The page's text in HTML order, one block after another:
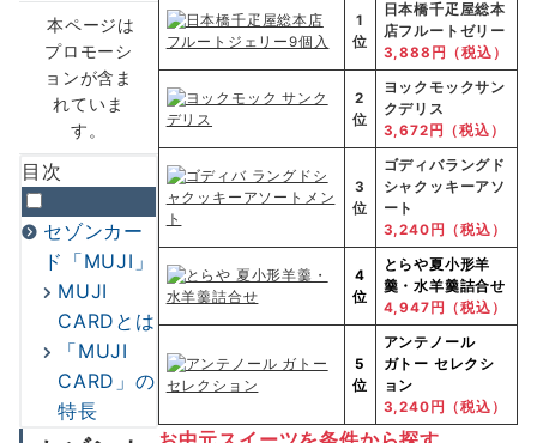
本ページは
プロモーシ
ョンが含ま
れていま
す。
目次
セゾンカー
ド「MUJI」
MUJI
CARDとは
「MUJI
CARD」の
特長
1
位
日本橋千疋屋総本
店フルートゼリー
3,888円（税込）
2
位
ヨックモックサン
クデリス
3,672円（税込）
3
位
ゴディバラングド
シャクッキーアソ
ート
3,240円（税込）
4
位
とらや夏小形羊
羹・水羊羹詰合せ
4,947円（税込）
5
位
アンテノール
ガトー セレクシ
ョン
3,240円（税込）